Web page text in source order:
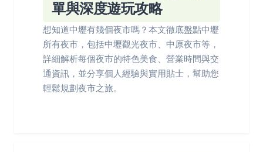
單與深度遊玩攻略
想知道中壢有幾個夜市嗎？本文徹底盤點中壢
所有夜市，包括中壢觀光夜市、中原夜市等，
詳細解析每個夜市的特色美食、營業時間與交
通資訊，並分享個人經驗與實用貼士，幫助您
輕鬆規劃夜市之旅。